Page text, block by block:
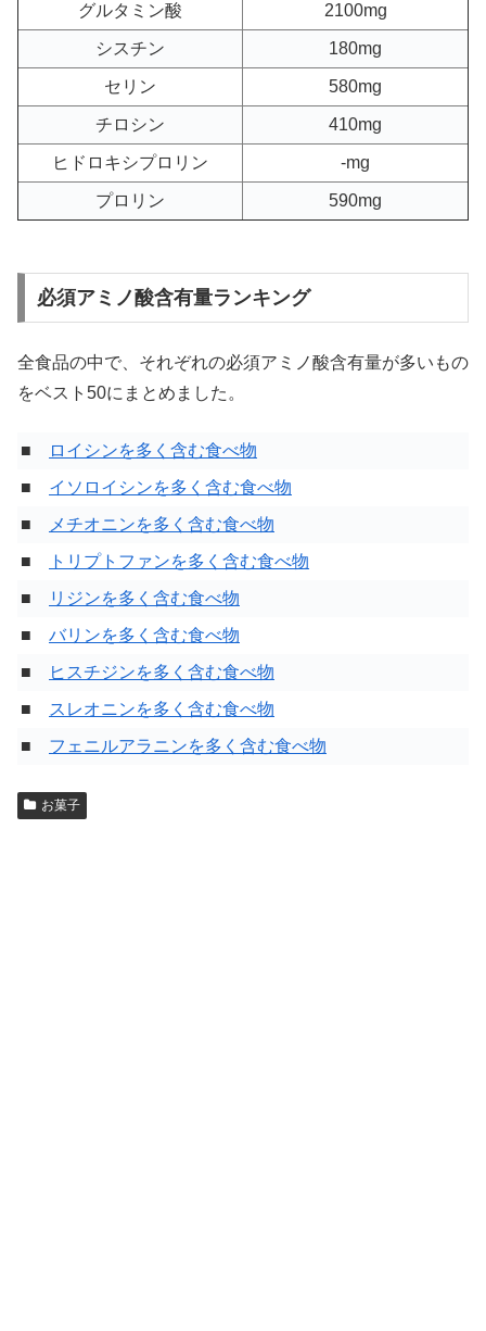
グルタミン酸 2100mg
シスチン 180mg
セリン 580mg
チロシン 410mg
ヒドロキシプロリン -mg
プロリン 590mg
必須アミノ酸含有量ランキング
全食品の中で、それぞれの必須アミノ酸含有量が多いもの
をベスト50にまとめました。
■
ロイシンを多く含む食べ物
■ イソロイシンを多く含む食べ物
■
メチオニンを多く含む食べ物
■
トリプトファンを多く含む食べ物
■
リジンを多く含む食べ物
■ バリンを多く含む食べ物
■
ヒスチジンを多く含む食べ物
■
スレオニンを多く含む食べ物
■ フェニルアラニンを多く含む食べ物
お菓子